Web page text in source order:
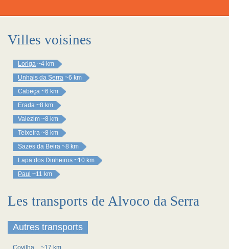
Villes voisines
Loriga ~4 km
Unhais da Serra ~6 km
Cabeça ~6 km
Erada ~8 km
Valezim ~8 km
Teixeira ~8 km
Sazes da Beira ~8 km
Lapa dos Dinheiros ~10 km
Paul ~11 km
Les transports de Alvoco da Serra
Autres transports
Covilha
~17 km